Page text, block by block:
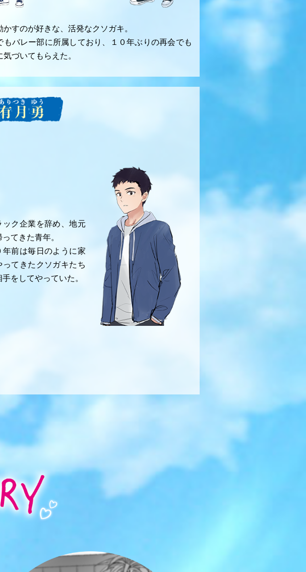
かすのが好きな、活発なクソガキ。
もバレー部に所属しており、１０年ぶりの再会でも
気づいてもらえた。
ック企業を辞め、地元
ってきた青年。
年前は毎日のように家
ってきたクソガキたち
手をしてやっていた。